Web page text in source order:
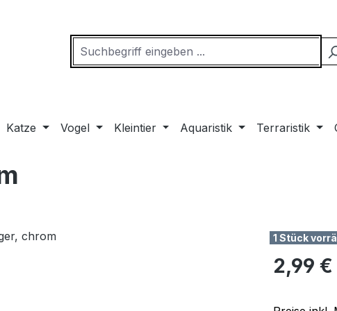
Katze Vogel Kleintier Aquaristik Terraristik
1 Stück
Regulärer
2,99 €